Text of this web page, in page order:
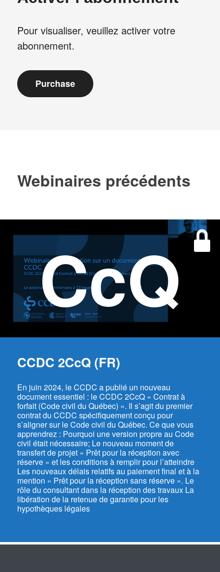
Pour visualiser, veuillez activer votre
abonnement.
Webinaires précédents
CcQ
CCDC 2CcQ (FR)
En juin 2024, le CCDC a publié un nouveau
document essentiel : le CCDC 2CcQ « Contrat à
forfait (Code civil du Québec) ». Il s’agit du premier
contrat du CCDC spécifiquement conçu pour
s’aligner sur le Code civil du Québec. Ce que vous
apprendrez : Pourquoi une version propre au Code
civil était nécessaire; Le nouveau moment de
transfert de projet « Prêt pour la réception avec
réserve » et les conditions à remplir pour l’atteindre
Les nouveaux délais relatifs au paiement final et à la
mention « Prêt pour la réception sans réserve ». Le
rôle du consultant dans la réception des travaux La
libération de la retenue de garantie pour les
hypothèques légales